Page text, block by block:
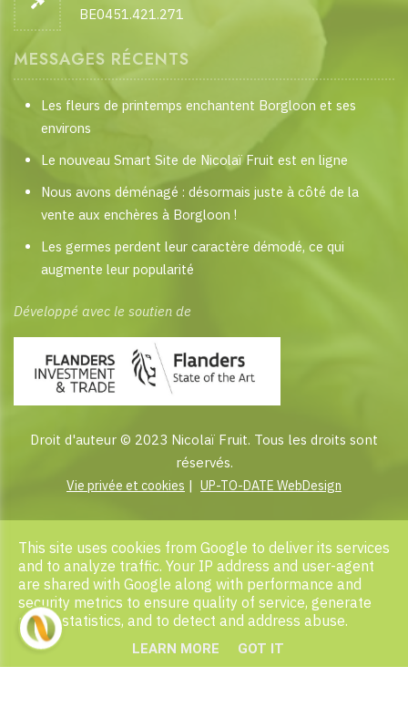
BE0451.421.271
MESSAGES RÉCENTS
Les fleurs de printemps enchantent Borgloon et ses
environs
Le nouveau Smart Site de Nicolaï Fruit est en ligne
Nous avons déménagé : désormais juste à côté de la
vente aux enchères à Borgloon !
Les germes perdent leur caractère démodé, ce qui
augmente leur popularité
Développé avec le soutien de
Droit d'auteur © 2023 Nicolaï Fruit. Tous les droits sont
réservés.
Vie privée et cookies | UP-TO-DATE WebDesign
This site uses cookies from Google to deliver its services
and to analyze traffic. Your IP address and user-agent
are shared with Google along with performance and
security metrics to ensure quality of service, generate
usage statistics, and to detect and address abuse.
LEARN MORE GOT IT